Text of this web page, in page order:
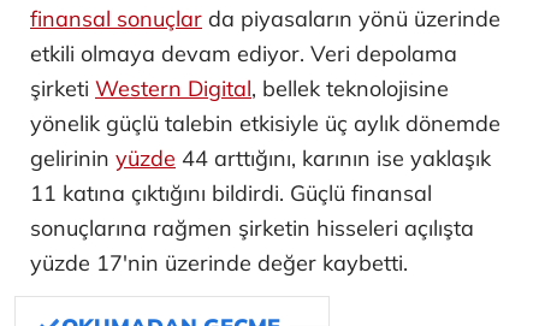
finansal sonuçlar da piyasaların yönü üzerinde
etkili olmaya devam ediyor. Veri depolama
şirketi Western Digital, bellek teknolojisine
yönelik güçlü talebin etkisiyle üç aylık dönemde
gelirinin yüzde 44 arttığını, karının ise yaklaşık
11 katına çıktığını bildirdi. Güçlü finansal
sonuçlarına rağmen şirketin hisseleri açılışta
yüzde 17'nin üzerinde değer kaybetti.